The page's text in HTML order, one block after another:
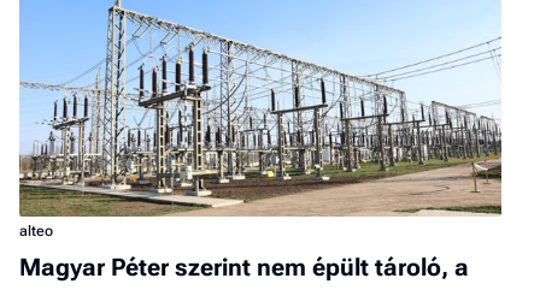
alteo
Magyar Péter szerint nem épült tároló, a